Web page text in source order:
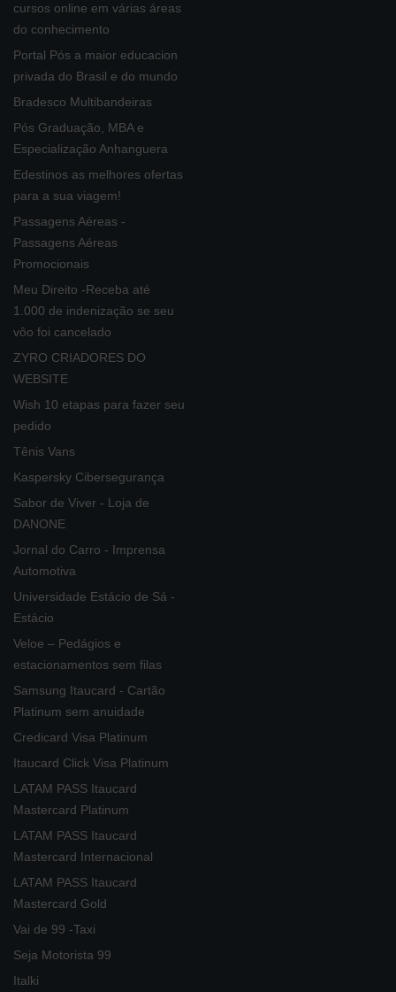
cursos online em várias áreas
do conhecimento
Portal Pós a maior educacion
privada do Brasil e do mundo
Bradesco Multibandeiras
Pós Graduação, MBA e
Especialização Anhanguera
Edestinos as melhores ofertas
para a sua viagem!
Passagens Aéreas -
Passagens Aéreas
Promocionais
Meu Direito -Receba até
1.000 de indenização se seu
vôo foi cancelado
ZYRO CRIADORES DO
WEBSITE
Wish 10 etapas para fazer seu
pedido
Tênis Vans
Kaspersky Cibersegurança
Sabor de Viver - Loja de
DANONE
Jornal do Carro - Imprensa
Automotiva
Universidade Estácio de Sá -
Estácio
Veloe – Pedágios e
estacionamentos sem filas
Samsung Itaucard - Cartão
Platinum sem anuidade
Credicard Visa Platinum
Itaucard Click Visa Platinum
LATAM PASS Itaucard
Mastercard Platinum
LATAM PASS Itaucard
Mastercard Internacional
LATAM PASS Itaucard
Mastercard Gold
Vai de 99 -Taxi
Seja Motorista 99
Italki